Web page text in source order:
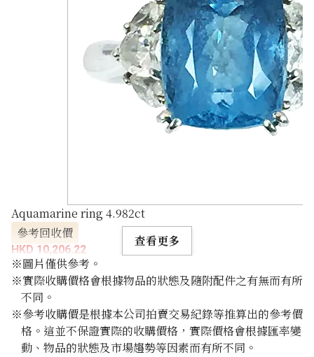
Aquamarine ring 4.982ct
參考回收價
HKD 10,206.22
查看更多
※圖片僅供參考。
※實際收購價格會根據物品的狀態及隨附配件之有無而有所
不同。
※參考收購價是根據本公司拍賣交易紀錄等推算出的參考價
格。這並不保證實際的收購價格，實際價格會根據匯率變
動、物品的狀態及市場趨勢等因素而有所不同。